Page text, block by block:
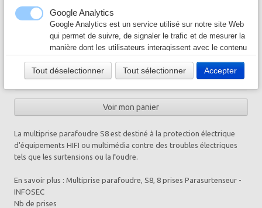
Câble & Connecteur
Logiciel & Papier▼
Disponibilité inconnue
+
Ajouter
Voir mon panier
La multiprise parafoudre S8 est destiné à la protection électrique
d'équipements HIFI ou multimédia contre des troubles électriques
tels que les surtensions ou la foudre.
En savoir plus : Multiprise parafoudre, S8, 8 prises Parasurtenseur -
INFOSEC
Nb de prises
Google Analytics
Google Analytics est un service utilisé sur notre site Web
qui permet de suivre, de signaler le trafic et de mesurer la
manière dont les utilisateurs interagissent avec le contenu
meilleurs services.
Google Ad
Notre site Web utilise Google Ads pour afficher du
contenu publicitaire. En l'activant, vous acceptez les
https://policies.google.com/technologies/ads?hl=fr
Tout déselectionner Tout sélectionner Accepter